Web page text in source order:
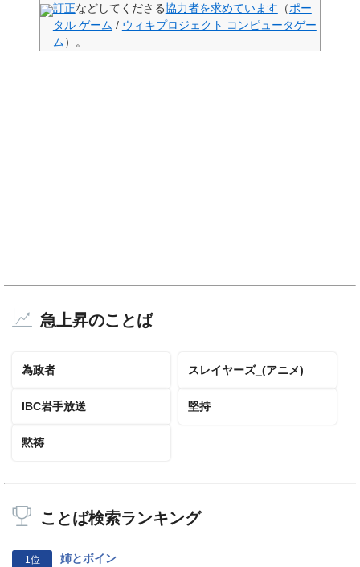
訂正などしてくださる協力者を求めています （ポー
タル ゲーム / ウィキプロジェクト コンピュータゲー
ム）。
急上昇のことば
為政者 スレイヤーズ_(アニメ)
IBC岩手放送 堅持
黙祷
ことば検索ランキング
1位 姉とボイン